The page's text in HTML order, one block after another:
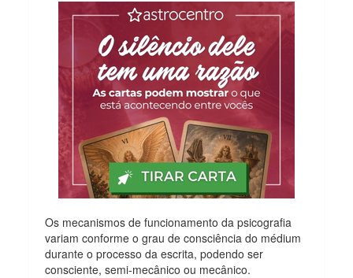
Os mecanismos de funcionamento da psicografia
variam conforme o grau de consciência do médium
durante o processo da escrita, podendo ser
consciente, semi-mecânico ou mecânico.